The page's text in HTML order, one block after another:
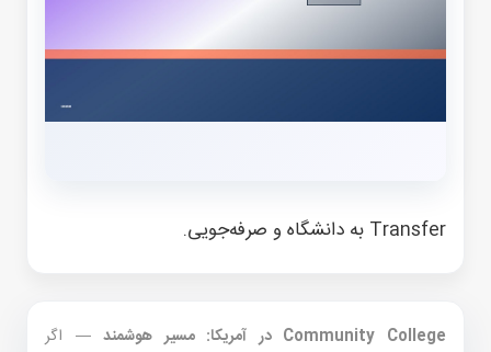
Transfer به دانشگاه و صرفه‌جویی.
Community College در آمریکا: مسیر هوشمند
— اگر